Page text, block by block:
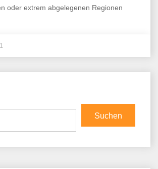
oder extrem abgelegenen Regionen
1
Suchen